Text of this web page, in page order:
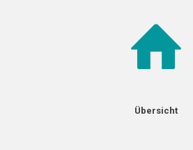
Übersicht